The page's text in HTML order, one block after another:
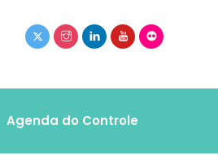
Agenda do Controle